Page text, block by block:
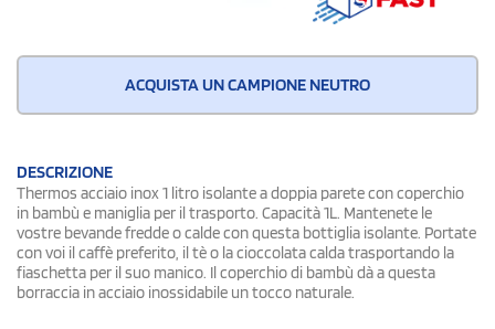
ACQUISTA UN CAMPIONE NEUTRO
DESCRIZIONE
Thermos acciaio inox 1 litro isolante a doppia parete con coperchio
in bambù e maniglia per il trasporto. Capacità 1L. Mantenete le
vostre bevande fredde o calde con questa bottiglia isolante. Portate
con voi il caffè preferito, il tè o la cioccolata calda trasportando la
fiaschetta per il suo manico. Il coperchio di bambù dà a questa
borraccia in acciaio inossidabile un tocco naturale.